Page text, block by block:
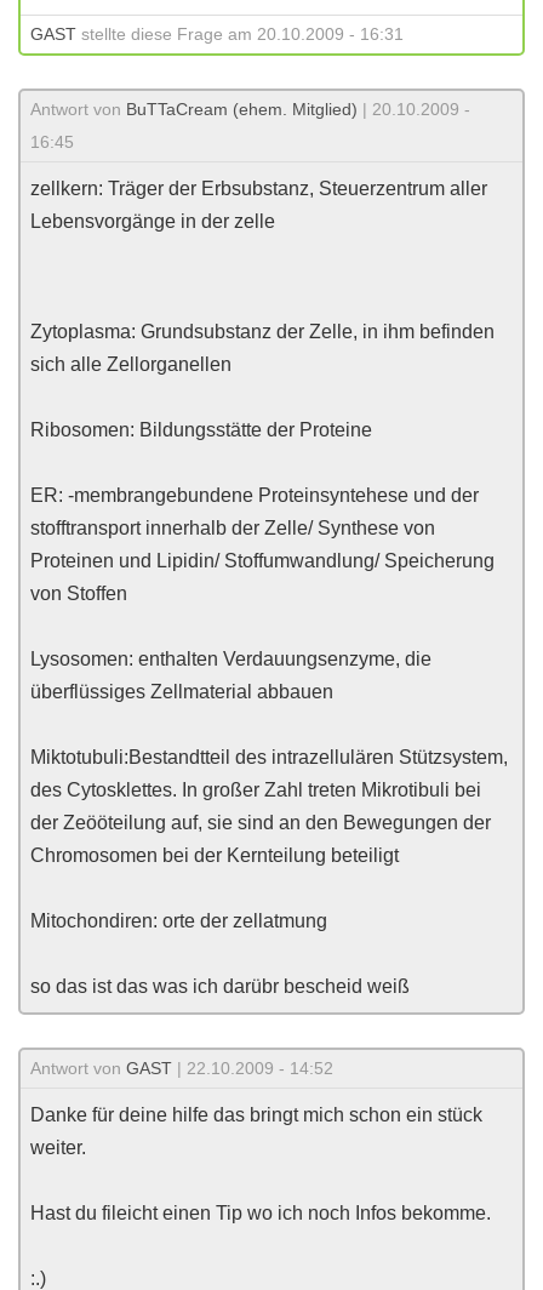
GAST stellte diese Frage am 20.10.2009 - 16:31
Antwort von BuTTaCream (ehem. Mitglied) | 20.10.2009 -
16:45
zellkern: Träger der Erbsubstanz, Steuerzentrum aller
Lebensvorgänge in der zelle
Zytoplasma: Grundsubstanz der Zelle, in ihm befinden
sich alle Zellorganellen
Ribosomen: Bildungsstätte der Proteine
ER: -membrangebundene Proteinsyntehese und der
stofftransport innerhalb der Zelle/ Synthese von
Proteinen und Lipidin/ Stoffumwandlung/ Speicherung
von Stoffen
Lysosomen: enthalten Verdauungsenzyme, die
überflüssiges Zellmaterial abbauen
Miktotubuli:Bestandtteil des intrazellulären Stützsystem,
des Cytosklettes. In großer Zahl treten Mikrotibuli bei
der Zeööteilung auf, sie sind an den Bewegungen der
Chromosomen bei der Kernteilung beteiligt
Mitochondiren: orte der zellatmung
so das ist das was ich darübr bescheid weiß
Antwort von GAST | 22.10.2009 - 14:52
Danke für deine hilfe das bringt mich schon ein stück
weiter.
Hast du fileicht einen Tip wo ich noch Infos bekomme.
:.)